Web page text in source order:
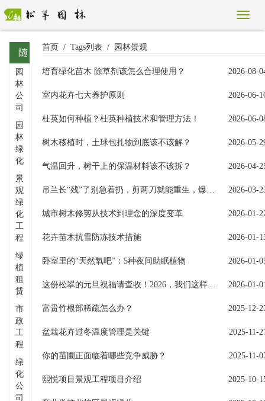
随
机
标
园
林
公
司
园
林
绿
化
景
观
绿
化
工
程
绿
植
租
赁
市
政
工
程
绿
化
公
司
首页 Tags列表 园林景观
培育绿化苗木 除草剂该怎么合理使用？ 2026-08-
室内花卉七大养护原则 2026-06-
杜英如何种植？杜英种植技术和管理方法！ 2026-06-
树木移植时，土球包扎物到底该不该解？ 2026-05-
气温回升，树干上的保温材料该不该拆？ 2026-04-
吊兰长“残”了别急着扔，剪两刀就能重生，爆盆快得惊人 2026-03-
城市树木修剪从技术到理念的深度变革 2026-01-
花卉苗木抗雪防冻技术措施 2026-01-
卧室里的“天然氧吧”：5种夜间助眠植物 2026-01-
这份松翠的元旦祝福请查收！2026，我们这样启航...... 2026-01-
富贵竹根部稀疏怎么办？ 2025-12-
盆栽花卉过冬温度管理是关键 2025-11-
你的苗圃正面临着哪些竞争威胁？ 2025-11-
熙悦项目景观工程项目介绍 2025-10-